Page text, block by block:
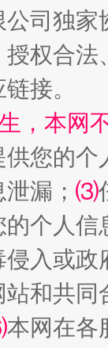
司独
权合
接。
，本网
您的个
漏； ⑶
个人
入或
和共
本网在各